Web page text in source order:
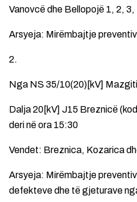
Vanovcë dhe Bellopojë 1, 2,
Arsyeja: Mirëmbajtje
2.
Nga NS 35/10(20)[kV]
Dalja 20[kV] J15 Breznicë
deri në ora 15:30
Vendet: Breznica, Kozarica
Arsyeja: Mirëmbajtje
defekteve dhe të gjeturave